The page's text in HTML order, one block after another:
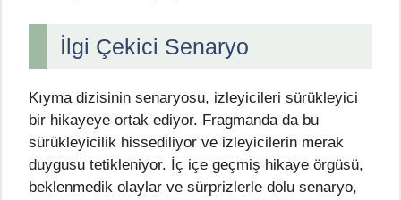
İlgi Çekici Senaryo
Kıyma dizisinin senaryosu, izleyicileri sürükleyici
bir hikayeye ortak ediyor. Fragmanda da bu
sürükleyicilik hissediliyor ve izleyicilerin merak
duygusu tetikleniyor. İç içe geçmiş hikaye örgüsü,
beklenmedik olaylar ve sürprizlerle dolu senaryo,